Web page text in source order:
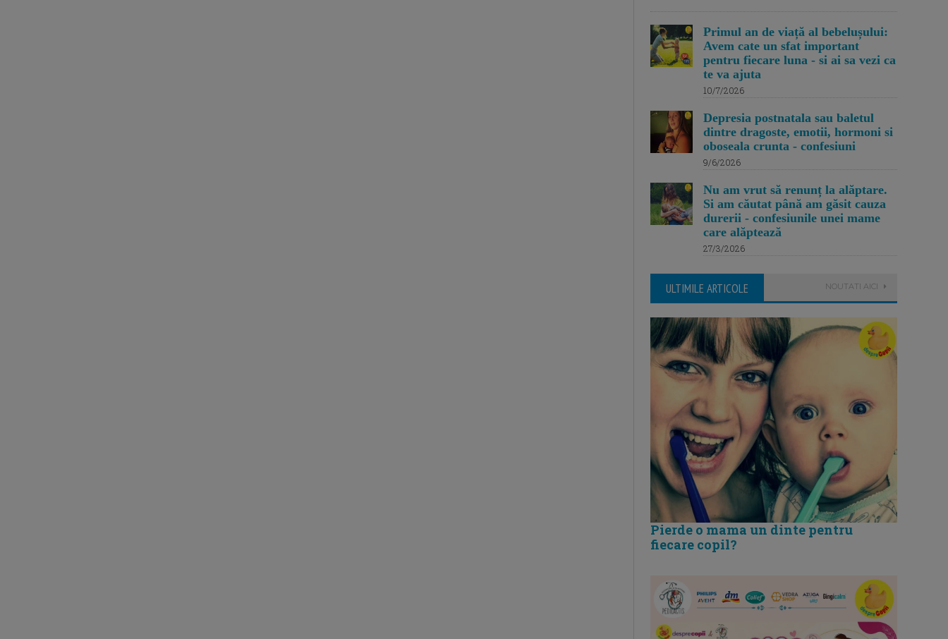
Primul an de viață al bebelușului:
Avem cate un sfat important
pentru fiecare luna - si ai sa vezi ca
te va ajuta
10/7/2026
Depresia postnatala sau baletul
dintre dragoste, emotii, hormoni si
oboseala crunta - confesiuni
9/6/2026
Nu am vrut să renunț la alăptare.
Si am căutat până am găsit cauza
durerii - confesiunile unei mame
care alăptează
27/3/2026
ULTIMILE ARTICOLE NOUTATI AICI
Pierde o mama un dinte pentru
fiecare copil?